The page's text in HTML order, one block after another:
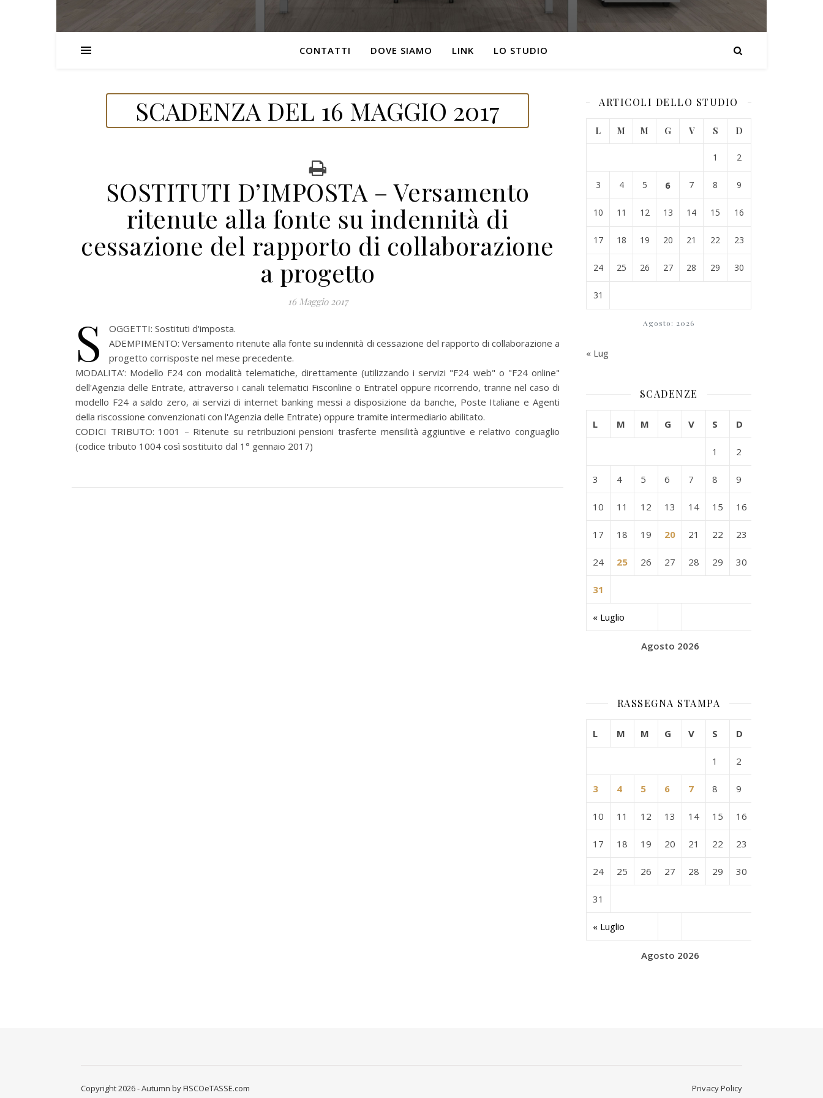
CONTATTI DOVE SIAMO LINK LO STUDIO
SCADENZA DEL 16 MAGGIO 2017
SOSTITUTI D’IMPOSTA – Versamento
ritenute alla fonte su indennità di
cessazione del rapporto di collaborazione
a progetto
16 Maggio 2017
S
OGGETTI: Sostituti d'imposta.
ADEMPIMENTO: Versamento ritenute alla fonte su indennità di cessazione del rapporto di collaborazione a
progetto corrisposte nel mese precedente.
MODALITA’: Modello F24 con modalità telematiche, direttamente (utilizzando i servizi "F24 web" o "F24 online"
dell'Agenzia delle Entrate, attraverso i canali telematici Fisconline o Entratel oppure ricorrendo, tranne nel caso di
modello F24 a saldo zero, ai servizi di internet banking messi a disposizione da banche, Poste Italiane e Agenti
della riscossione convenzionati con l'Agenzia delle Entrate) oppure tramite intermediario abilitato.
CODICI TRIBUTO: 1001 – Ritenute su retribuzioni pensioni trasferte mensilità aggiuntive e relativo conguaglio
(codice tributo 1004 così sostituito dal 1° gennaio 2017)
ARTICOLI DELLO STUDIO
Agosto: 2026
L M M G V S D
1 2
3 4 5 6 7 8 9
10 11 12 13 14 15 16
17 18 19 20 21 22 23
24 25 26 27 28 29 30
31
« Lug
SCADENZE
Agosto 2026
L M M G V S D
« Luglio
1 2
3 4 5 6 7 8 9
10 11 12 13 14 15 16
17 18 19 20 21 22 23
24 25 26 27 28 29 30
31
RASSEGNA STAMPA
Agosto 2026
L M M G V S D
« Luglio
1 2
3 4 5 6 7 8 9
10 11 12 13 14 15 16
17 18 19 20 21 22 23
24 25 26 27 28 29 30
31
Privacy Policy
Copyright 2026 - Autumn by FISCOeTASSE.com